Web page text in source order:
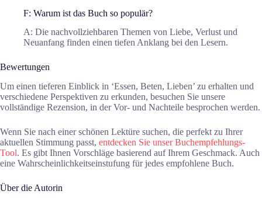
F: Warum ist das Buch so populär?
A: Die nachvollziehbaren Themen von Liebe, Verlust und
Neuanfang finden einen tiefen Anklang bei den Lesern.
Bewertungen
Um einen tieferen Einblick in ‘Essen, Beten, Lieben’ zu erhalten und
verschiedene Perspektiven zu erkunden, besuchen Sie unsere
vollständige Rezension, in der Vor- und Nachteile besprochen werden.
Wenn Sie nach einer schönen Lektüre suchen, die perfekt zu Ihrer
aktuellen Stimmung passt, entdecken Sie unser Buchempfehlungs-
Tool. Es gibt Ihnen Vorschläge basierend auf Ihrem Geschmack. Auch
eine Wahrscheinlichkeitseinstufung für jedes empfohlene Buch.
Über die Autorin